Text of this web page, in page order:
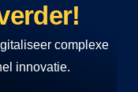
complexe
innovatie.